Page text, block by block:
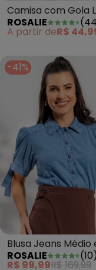
Camisa com Gola
Preta
ROSALIE (
A partir deR$
-41%
Blusa Jeans Médio
Jeans Leve
ROSALIE (10)
R$ 99,99R$ 169,99